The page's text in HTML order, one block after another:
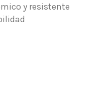
y resistente